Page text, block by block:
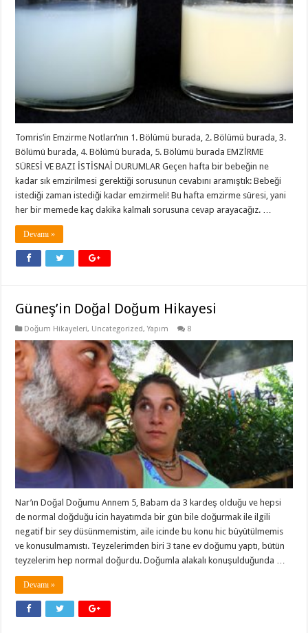
Tomris’in Emzirme Notları’nın 1. Bölümü burada, 2. Bölümü burada, 3.
Bölümü burada, 4. Bölümü burada, 5. Bölümü burada EMZİRME
SÜRESİ VE BAZI İSTİSNAİ DURUMLAR Geçen hafta bir bebeğin ne
kadar sık emzirilmesi gerektiği sorusunun cevabını aramıştık: Bebeği
istediği zaman istediği kadar emzirmeli! Bu hafta emzirme süresi, yani
her bir memede kaç dakika kalmalı sorusuna cevap arayacağız. …
Devamı »
Güneş’in Doğal Doğum Hikayesi
Doğum Hikayeleri, Uncategorized,Yapım 8
Nar’ın Doğal Doğumu Annem 5, Babam da 3 kardeş olduğu ve hepsi
de normal doğduğu icin hayatımda bir gün bile doğurmak ile ilgili
negatif bir sey düsünmemistim, aile icinde bu konu hic büyütülmemis
ve konusulmamıstı. Teyzelerimden biri 3 tane ev doğumu yaptı, bütün
teyzelerim hep normal doğurdu. Doğumla alakalı konuşulduğunda …
Devamı »